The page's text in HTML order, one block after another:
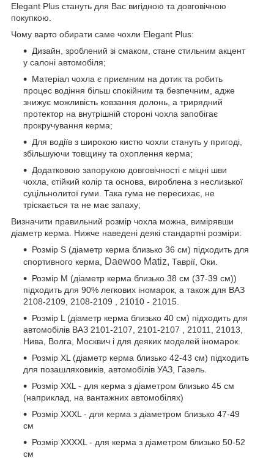
Elegant Plus стануть для Вас вигідною та довговічною
покупкою.
Чому варто обирати саме чохли Elegant Plus:
Дизайн, зроблений зі смаком, стане стильним акцент
у салоні автомобіля;
Матеріал чохла є приємним на дотик та робить
процес водіння більш спокійним та безпечним, адже
знижує можливість ковзання долонь, а трирядний
протектор на внутрішній стороні чохла запобігає
прокручування керма;
Для водіїв з широкою кистю чохли стануть у пригоді,
збільшуючи товщину та охоплення керма;
Додатковою запорукою довговічності є міцні шви
чохла, стійкий колір та основа, вироблена з неслизької
суцільнолитої гуми. Така гума не пересихає, не
тріскається та не має запаху;
Визначити правильний розмір чохла можна, вимірявши
діаметр керма. Нижче наведені деякі стандартні розміри:
Розмір S (діаметр керма близько 36 см) підходить для
спортивного керма,
Daewoo Matiz, Таврії, Оки.
Розмір М (діаметр керма близько 38 см (37-39 см))
підходить для 90% легкових іномарок, а також для ВАЗ
2108-2109, 2108-2109 , 21010 - 21015.
Розмір L (діаметр керма близько 40 см) підходить для
автомобілів ВАЗ 2101-2107, 2101-2107 , 21011, 21013,
Нива, Волга, Москвич і для деяких моделей іномарок.
Розмір XL (діаметр керма близько 42-43 см) підходить
для позашляховиків, автомобілів УАЗ, Газель.
Розмір XXL - для керма з діаметром близько 45 см
(наприклад, на вантажних автомобілях)
Розмір XXXL - для керма з діаметром близько 47-49
см
Розмір XXXXL - для керма з діаметром близько 50-52
см